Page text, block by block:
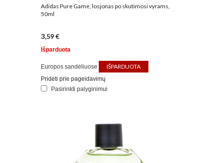
Adidas Pure Game, losjonas po skutimosi vyrams,
50ml
3,59 €
Išparduota
Europos sandėliuose IŠPARDUOTA
Pridėti prie pageidavimų
Pasirinkti palyginimui